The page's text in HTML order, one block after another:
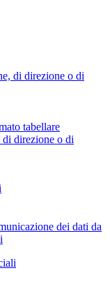
di direzione o di
tabellare
direzione o di
dei dati da